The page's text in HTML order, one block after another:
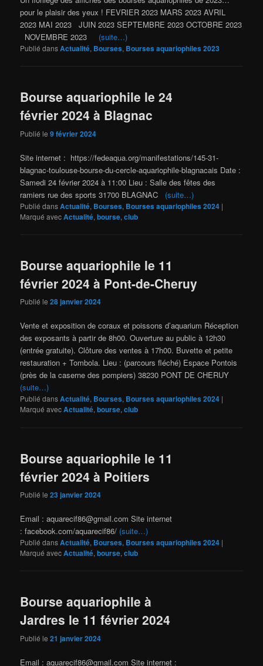
pour le plaisir des yeux ! FEVRIER 2023 MARS 2023 AVRIL
2023 MAI 2023 JUIN 2023 SEPTEMBRE 2023 OCTOBRE 2023
NOVEMBRE 2023 (suite…)
Publié dansActualité, Bourses, Bourses aquariophiles 2023
Bourse aquariophile le 24
février 2024 à Blagnac
Publié le9 février 2024
Site internet : https://fedeaqua.org/manifestations/145-31-
blagnac-toulouse-bourse-du-cercle-aquariophile-blagnacais Date :
Samedi 24 février 2024 à 11:00 Lieu : Salle des fêtes des
ramiers rue des sports 31700 BLAGNAC (suite…)
Publié dansActualité, Bourses, Bourses aquariophiles 2024 |
Marqué avecActualité,bourse,club
Bourse aquariophile le 11
février 2024 à Pont-de-Cheruy
Publié le28 janvier 2024
Vente et exposition de coraux et poissons d’aquarium Réception
des exposants à partir de 8h00. Ouverture au public à 12h30
(entrée gratuite). Clôture des ventes à 17h00. Buvette et petite
restauration + Tombola. Lieu : (parcours fléché) Espace Pontois
(près de la caserne des pompiers) 38230 PONT DE CHERUY
(suite…)
Publié dansActualité, Bourses, Bourses aquariophiles 2024 |
Marqué avecActualité,bourse,club
Bourse aquariophile le 11
février 2024 à Poitiers
Publié le23 janvier 2024
Email : aquarecif86@gmail.com Site internet
: facebook.com/aquarecif86/ (suite…)
Publié dansActualité, Bourses, Bourses aquariophiles 2024 |
Marqué avecActualité,bourse,club
Bourse aquariophile à
Jardres le 11 février 2024
Publié le21 janvier 2024
Email : aquarecif86@gmail.com Site internet :